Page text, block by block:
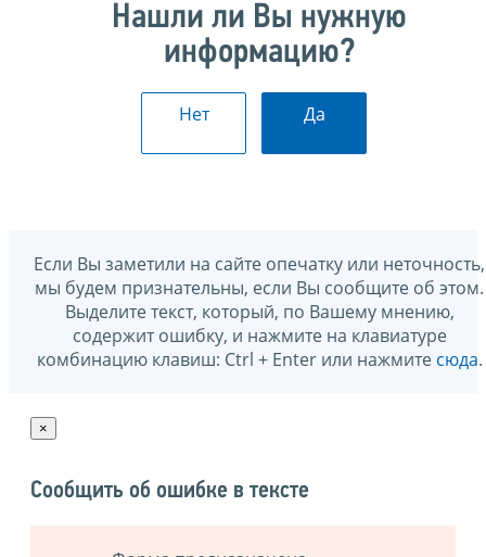
Нашли ли Вы нужную
информацию?
Нет Да
Если Вы заметили на сайте опечатку или неточность,
мы будем признательны, если Вы сообщите об этом.
Выделите текст, который, по Вашему мнению,
содержит ошибку, и нажмите на клавиатуре
комбинацию клавиш: Ctrl + Enter или нажмите сюда.
×
Сообщить об ошибке в тексте